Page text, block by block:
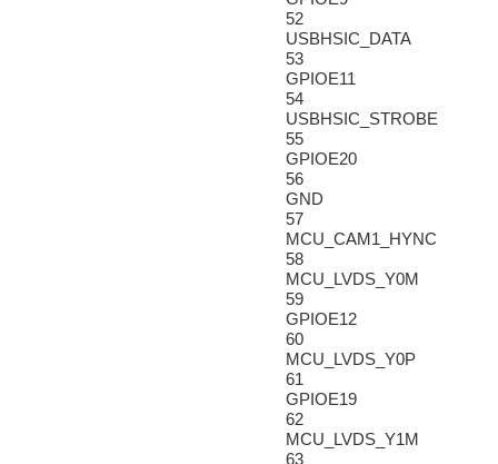
52
USBHSIC_DATA
53
GPIOE11
54
USBHSIC_STROBE
55
GPIOE20
56
GND
57
MCU_CAM1_HYNC
58
MCU_LVDS_Y0M
59
GPIOE12
60
MCU_LVDS_Y0P
61
GPIOE19
62
MCU_LVDS_Y1M
63